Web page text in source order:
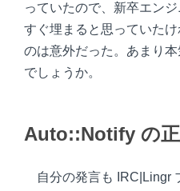
っていたので、新卒エン
すぐ埋まると思っていた
のは意外だった。あまり
でしょうか。
Auto::Notify の
自分の発言も IRC|Lingr